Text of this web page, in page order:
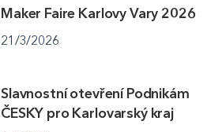
Maker Faire Karlovy Vary 2026
21/3/2026
Slavnostní otevření Podnikám
ČESKY pro Karlovarský kraj